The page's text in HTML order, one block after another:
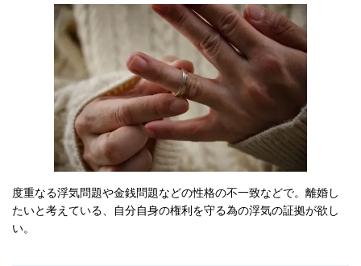
度重なる浮気問題や金銭問題などの性格の不一致などで。離婚し
たいと考えている、自分自身の権利を守る為の浮気の証拠が欲し
い。